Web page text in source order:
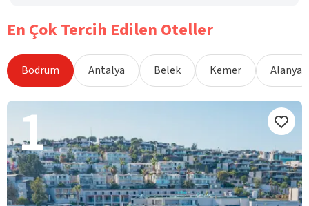
En Çok Tercih Edilen Oteller
Bodrum Antalya Belek Kemer Alanya
1